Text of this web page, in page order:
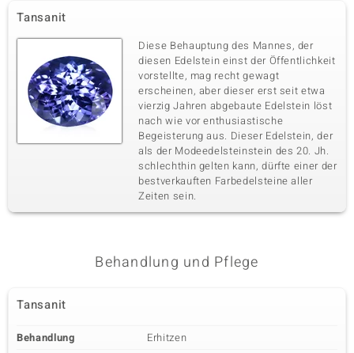
Tansanit
Diese Behauptung des Mannes, der
diesen Edelstein einst der Öffentlichkeit
vorstellte, mag recht gewagt
erscheinen, aber dieser erst seit etwa
vierzig Jahren abgebaute Edelstein löst
nach wie vor enthusiastische
Begeisterung aus. Dieser Edelstein, der
als der Modeedelsteinstein des 20. Jh.
schlechthin gelten kann, dürfte einer der
bestverkauften Farbedelsteine aller
Zeiten sein.
Behandlung und Pflege
Tansanit
Behandlung Erhitzen